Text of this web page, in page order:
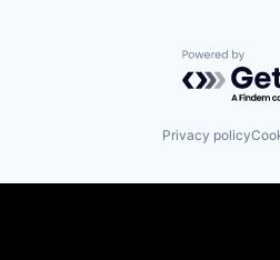
Powered
Privacy policy